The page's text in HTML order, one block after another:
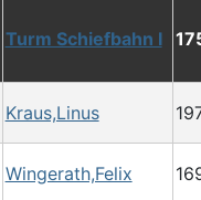
Turm Schiefbahn I
Kraus,Linus
Wingerath,Felix